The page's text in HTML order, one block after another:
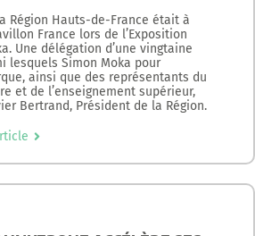
Région Hauts-de-France était à
France lors de l’Exposition
Une délégation d’une vingtaine
lesquels Simon Moka pour
ainsi que des représentants du
et de l’enseignement supérieur,
Bertrand, Président de la Région.